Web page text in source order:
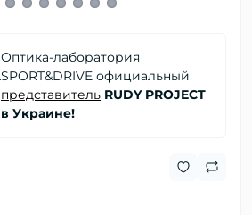
Оптика-лаборатория
SPORT&DRIVE официальный
представитель RUDY PROJECT
в Украине!